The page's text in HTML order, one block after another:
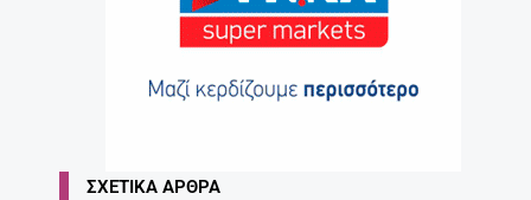
ΣΧΕΤΙΚΆ ΆΡΘΡΑ